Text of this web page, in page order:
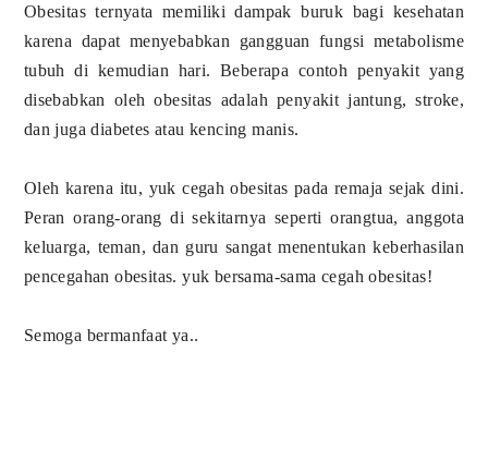
Obesitas ternyata memiliki dampak buruk bagi kesehatan
karena dapat menyebabkan gangguan fungsi metabolisme
tubuh di kemudian hari. Beberapa contoh penyakit yang
disebabkan oleh obesitas adalah penyakit jantung, stroke,
dan juga diabetes atau kencing manis.
Oleh karena itu, yuk cegah obesitas pada remaja sejak dini.
Peran orang-orang di sekitarnya seperti orangtua, anggota
keluarga, teman, dan guru sangat menentukan keberhasilan
pencegahan obesitas. yuk bersama-sama cegah obesitas!
Semoga bermanfaat ya..